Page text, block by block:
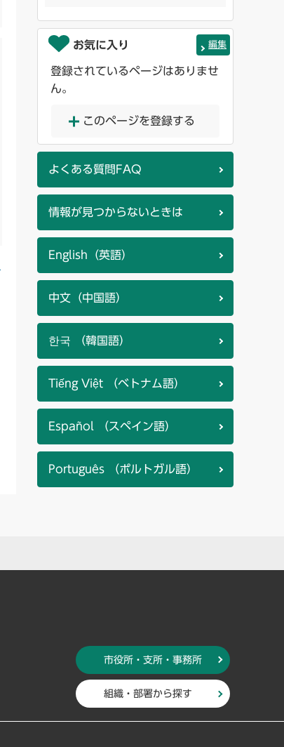
お気に入り 編集
登録されているページはありませ
ん。
このページを登録する
よくある質問FAQ
情報が見つからないときは
English（英語）
中文（中国語）
한국 （韓国語）
Tiếng Việt （ベトナム語）
Español （スペイン語）
Português （ポルトガル語）
市役所・支所・事務所
組織・部署から探す